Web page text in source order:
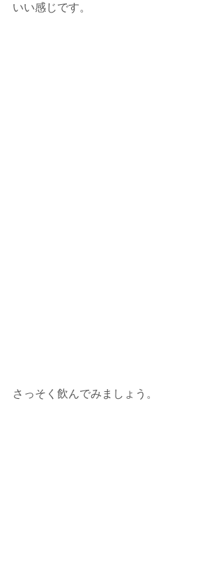
いい感じです。
さっそく飲んでみましょう。